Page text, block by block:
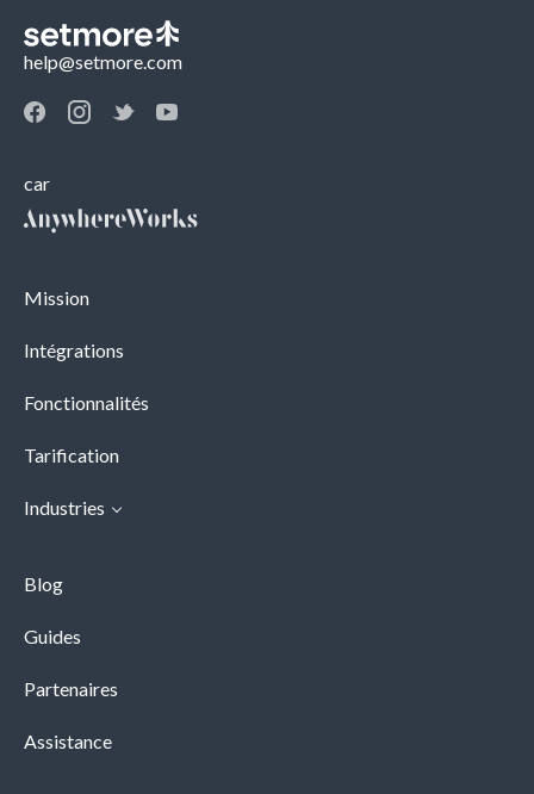
help@setmore.com
car
Mission
Intégrations
Fonctionnalités
Tarification
Industries
Blog
Guides
Partenaires
Assistance